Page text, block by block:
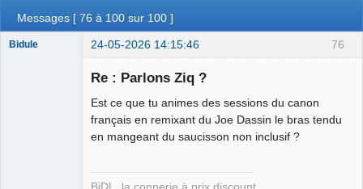
Messages [ 76 à 100 sur 100 ]
76
Bidule 24-05-2026 14:15:46
Re : Parlons Ziq ?
Est ce que tu animes des sessions du canon
français en remixant du Joe Dassin le bras tendu
en mangeant du saucisson non inclusif ?